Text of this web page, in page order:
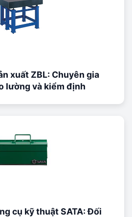
xuất ZBL: Chuyên gia
lường và kiểm định
cụ kỹ thuật SATA: Đối